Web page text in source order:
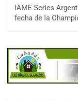
IAME Series
fecha de la